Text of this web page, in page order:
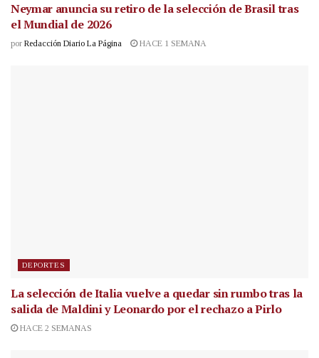
Neymar anuncia su retiro de la selección de Brasil tras
el Mundial de 2026
por Redacción Diario La Página HACE 1 SEMANA
DEPORTES
La selección de Italia vuelve a quedar sin rumbo tras la
salida de Maldini y Leonardo por el rechazo a Pirlo
HACE 2 SEMANAS